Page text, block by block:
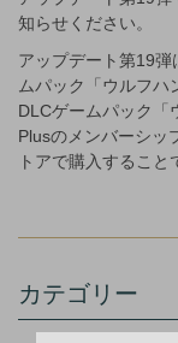
知らせください。
アップデート第19
ムパック「ウルフハ
DLCゲームパック「
Plusのメンバーシッ
トアで購入すること
カテゴリー